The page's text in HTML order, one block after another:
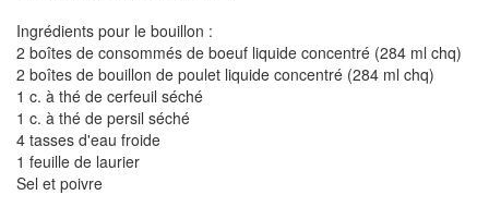
Ingrédients pour le bouillon :
2 boîtes de consommés de boeuf liquide concentré (284 ml chq)
2 boîtes de bouillon de poulet liquide concentré (284 ml chq)
1 c. à thé de cerfeuil séché
1 c. à thé de persil séché
4 tasses d'eau froide
1 feuille de laurier
Sel et poivre